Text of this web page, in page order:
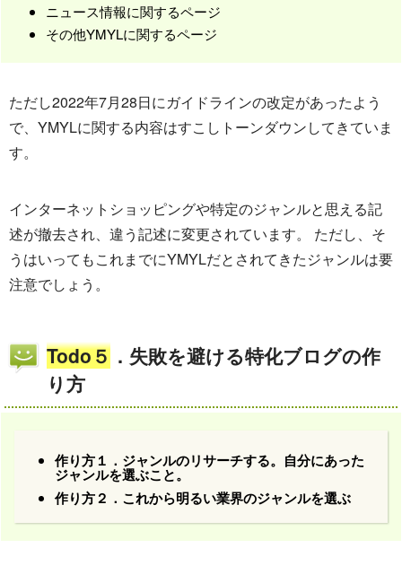
ニュース情報に関するページ
その他YMYLに関するページ
ただし2022年7月28日にガイドラインの改定があったよう
で、YMYLに関する内容はすこしトーンダウンしてきていま
す。
インターネットショッピングや特定のジャンルと思える記
述が撤去され、違う記述に変更されています。 ただし、そ
うはいってもこれまでにYMYLだとされてきたジャンルは要
注意でしょう。
Todo５ ．失敗を避ける特化ブログの作
り方
作り方１．ジャンルのリサーチする。自分にあった
ジャンルを選ぶこと。
作り方２．これから明るい業界のジャンルを選ぶ